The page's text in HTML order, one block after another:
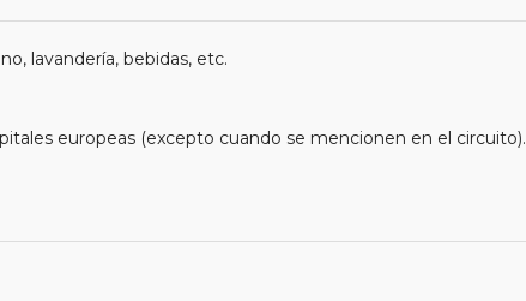
lavandería, bebidas, etc.
europeas (excepto cuando se mencionen en el circuito).